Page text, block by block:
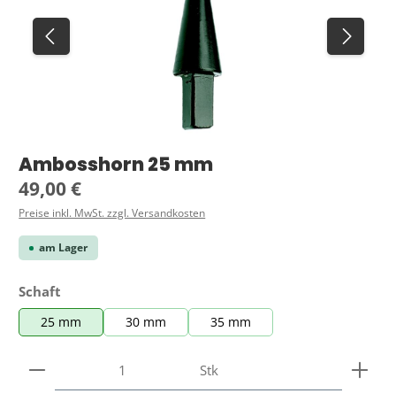
Ambosshorn 25 mm
Regulärer Preis:
49,00 €
Preise inkl. MwSt. zzgl. Versandkosten
am Lager
Schaft
25 mm 30 mm 35 mm
Produkt Anzahl: Gib den gewünschten Wert ein
Stk